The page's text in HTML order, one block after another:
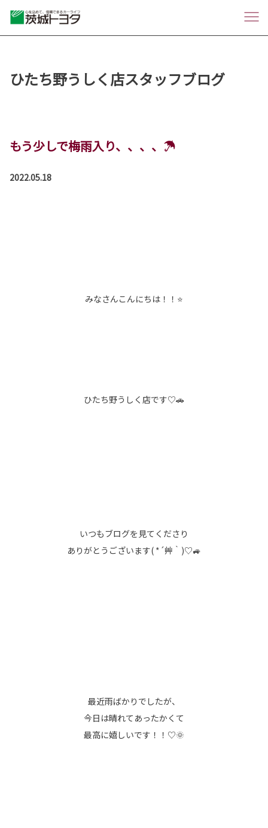
ひたち野うしく店スタッフブログ
もう少しで梅雨入り、、、、☂
2022.05.18
みなさんこんにちは！！⭐
ひたち野うしく店です♡🚗
いつもブログを見てくださり
ありがとうございます( *´艸｀)♡🚙
最近雨ばかりでしたが、
今日は晴れてあったかくて
最高に嬉しいです！！♡🌞